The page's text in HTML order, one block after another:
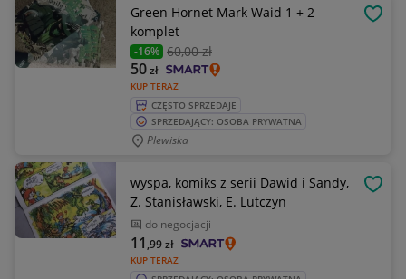
Green Hornet Mark Waid 1 + 2
komplet
-16% 60,00 zł
KUP TERAZ
50zł
CZĘSTO SPRZEDAJE
SPRZEDAJĄCY: OSOBA PRYWATNA
Plewiska
wyspa, komiks z serii Dawid i Sandy,
Z. Stanisławski, E. Lutczyn
do negocjacji
KUP TERAZ
11 ,99zł